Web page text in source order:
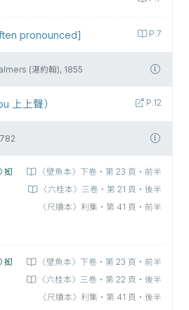
P.7
pronounced]
(湛約翰), 1855
P.12
上上聲）
抝
〈壁魚本〉下卷‧第 23 頁‧前半
〈六桂本〉三卷‧第 21 頁‧後半
〈尺牘本〉利集‧第 41 頁‧前半
抝
〈壁魚本〉下卷‧第 23 頁‧前半
〈六桂本〉三卷‧第 22 頁‧後半
〈尺牘本〉利集‧第 41 頁‧後半